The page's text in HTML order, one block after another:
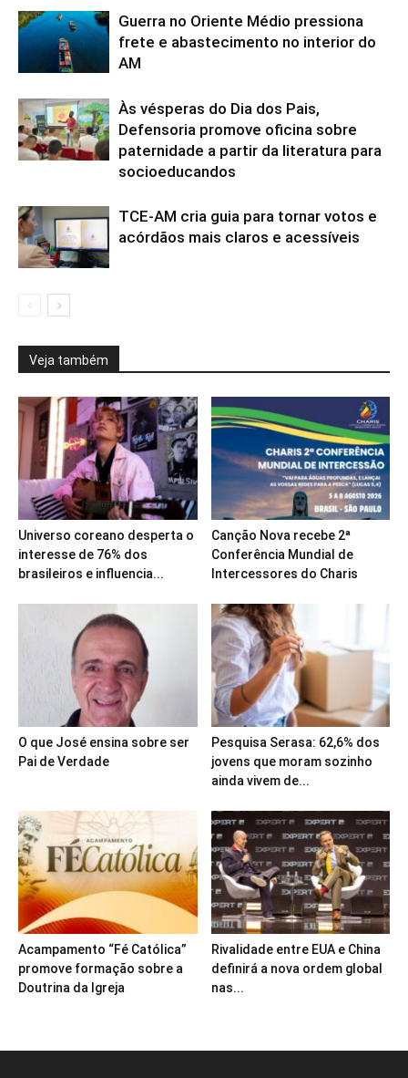
Guerra no Oriente Médio pressiona
frete e abastecimento no interior do
AM
Às vésperas do Dia dos Pais,
Defensoria promove oficina sobre
paternidade a partir da literatura para
socioeducandos
TCE-AM cria guia para tornar votos e
acórdãos mais claros e acessíveis
Veja também
Universo coreano desperta o
interesse de 76% dos
brasileiros e influencia...
Canção Nova recebe 2ª
Conferência Mundial de
Intercessores do Charis
O que José ensina sobre ser
Pai de Verdade
Pesquisa Serasa: 62,6% dos
jovens que moram sozinho
ainda vivem de...
Acampamento “Fé Católica”
promove formação sobre a
Doutrina da Igreja
Rivalidade entre EUA e China
definirá a nova ordem global
nas...